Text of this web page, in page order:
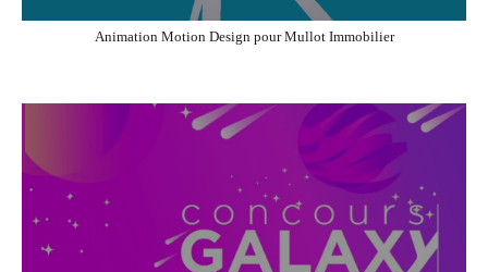
Animation Motion Design pour Mullot Immobilier